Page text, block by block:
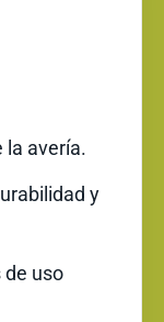
la avería.
y
uso